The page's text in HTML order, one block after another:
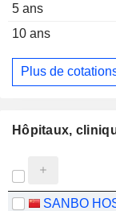
5 ans
10 ans
Plus de
Hôpitaux,